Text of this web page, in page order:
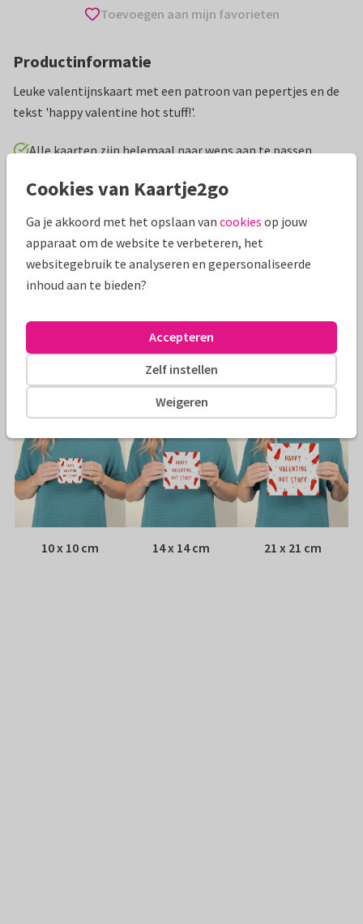
Toevoegen aan mijn favorieten
Productinformatie
Leuke valentijnskaart met een patroon van pepertjes en de
tekst 'happy valentine hot stuff!'.
Alle kaarten zijn helemaal naar wens aan te passen
Valentijnskaarten Manique Man
Specificaties bij deze kaart
Papiersoort: Kies uit 6 luxe papiersoorten
Envelop: Witte vensterenvelop
Adres: Achterop de kaart
Formaten
10 x 10 cm 14 x 14 cm 21 x 21 cm
Cookies van Kaartje2go
Ga je akkoord met het opslaan van cookies op jouw
apparaat om de website te verbeteren, het
websitegebruik te analyseren en gepersonaliseerde
inhoud aan te bieden?
Weigeren
Zelf instellen
Accepteren